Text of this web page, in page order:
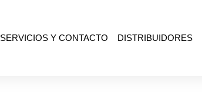
SERVICIOS Y CONTACTO DISTRIBUIDORES